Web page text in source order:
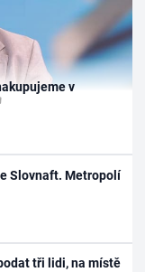
v
Slovnaft. Metropolí
tři lidi, na místě